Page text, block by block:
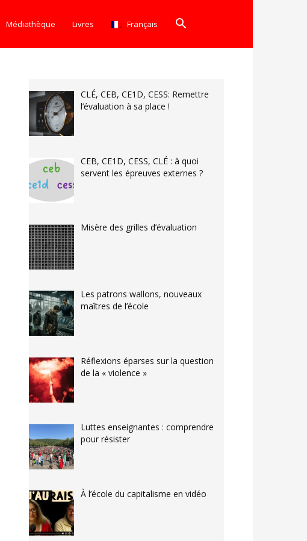
Médiathèque Livres Français
CLÉ, CEB, CE1D, CESS: Remettre
l’évaluation à sa place !
CEB, CE1D, CESS, CLÉ : à quoi
servent les épreuves externes ?
Misère des grilles d’évaluation
Les patrons wallons, nouveaux
maîtres de l’école
Réflexions éparses sur la question
de la « violence »
Luttes enseignantes : comprendre
pour résister
À l’école du capitalisme en vidéo